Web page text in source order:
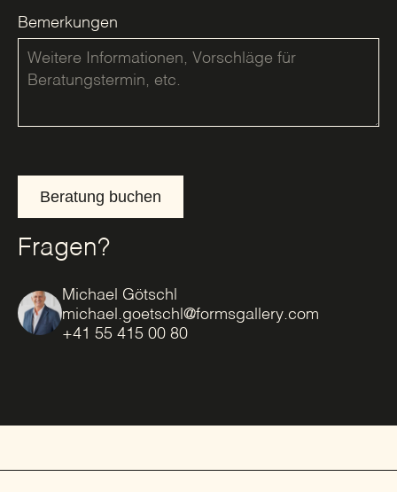
Bemerkungen
Beratung buchen
Fragen?
Michael Götschl
michael.goetschl@formsgallery.com
+41 55 415 00 80